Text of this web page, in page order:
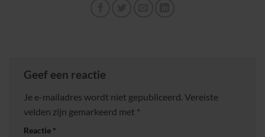
Geef een reactie
Je e-mailadres wordt niet gepubliceerd. Vereiste
velden zijn gemarkeerd met *
Reactie *